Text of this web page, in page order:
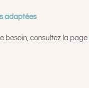
adaptées
besoin, consultez la page